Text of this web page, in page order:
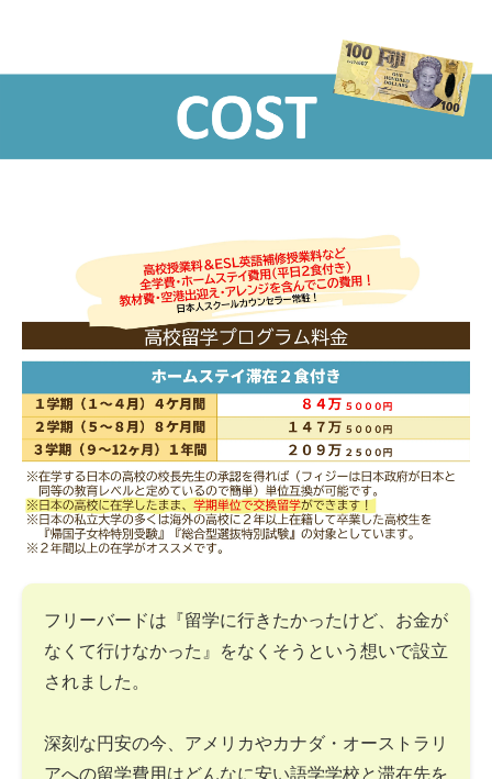
フリーバードは『留学に行きたかったけど、お金が
なくて行けなかった』をなくそうという想いで設立
されました。
深刻な円安の今、アメリカやカナダ・オーストラリ
アへの留学費用はどんなに安い語学学校と滞在先を